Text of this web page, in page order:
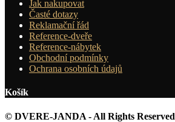
Jak nakupovat
Časté dotazy
Reklamační řád
Reference-dveře
Reference-nábytek
Obchodní podmínky
Ochrana osobních údajů
Košík
© DVERE-JANDA - All Rights Reserved